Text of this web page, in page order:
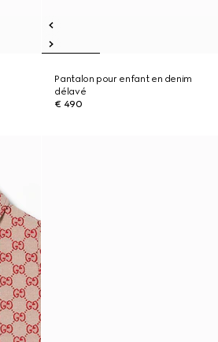
Pantalon pour enfant en denim
délavé
€ 490